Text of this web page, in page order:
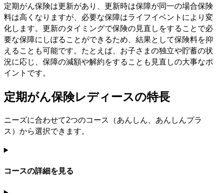
定期がん保険は更新があり、更新時は保障が同一の場合保険
料は高くなりますが、必要な保障はライフイベントにより変
化します。更新のタイミングで保険の見直しをすることで必
要な保障にしぼることができるため、結果として保険料を抑
えることも可能です。たとえば、お子さまの独立や貯蓄の状
況に応じ、保障の減額や解約をすることも見直しの大事なポ
イントです。
定期がん保険レディースの特長
ニーズに合わせて2つのコース（あんしん、あんしんプラ
ス）から選択できます。
コースの詳細を見る